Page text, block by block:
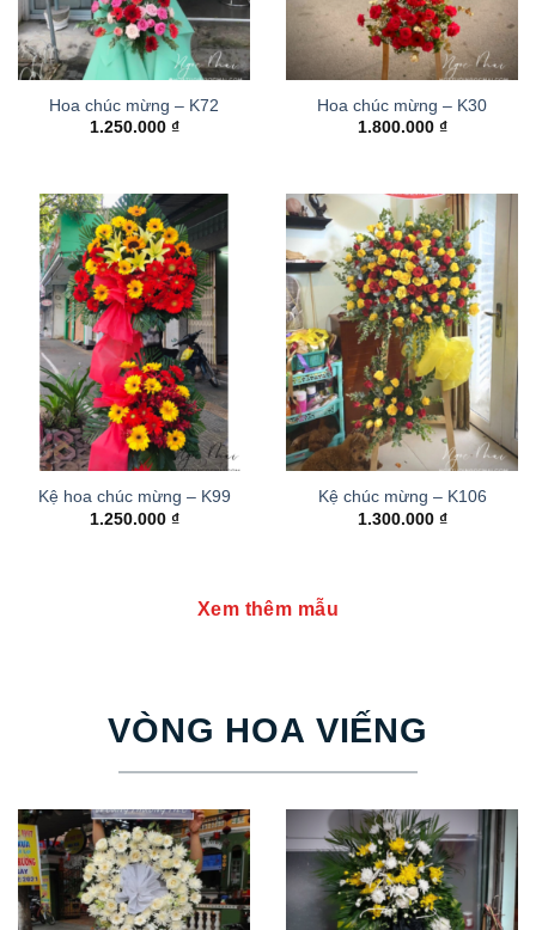
Hoa chúc mừng – K72
1.250.000 ₫
Hoa chúc mừng – K30
1.800.000 ₫
Kệ hoa chúc mừng – K99
1.250.000 ₫
Kệ chúc mừng – K106
1.300.000 ₫
Xem thêm mẫu
VÒNG HOA VIẾNG